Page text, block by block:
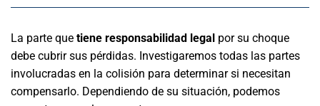
La parte que tiene responsabilidad legal por su choque
debe cubrir sus pérdidas. Investigaremos todas las partes
involucradas en la colisión para determinar si necesitan
compensarlo. Dependiendo de su situación, podemos